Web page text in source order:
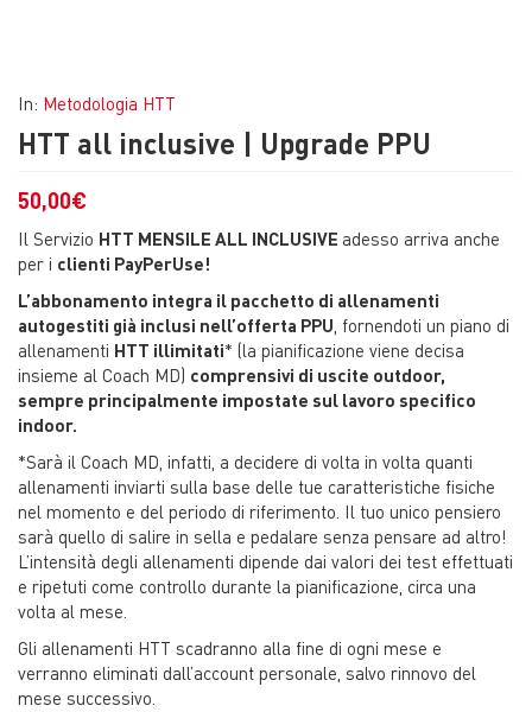
In: Metodologia HTT
HTT all inclusive | Upgrade PPU
50,00€
Il Servizio HTT MENSILE ALL INCLUSIVE adesso arriva anche
per i clienti PayPerUse!
L’abbonamento integra il pacchetto di allenamenti
autogestiti già inclusi nell’offerta PPU, fornendoti un piano di
allenamenti HTT illimitati* (la pianificazione viene decisa
insieme al Coach MD) comprensivi di uscite outdoor,
sempre principalmente impostate sul lavoro specifico
indoor.
*Sarà il Coach MD, infatti, a decidere di volta in volta quanti
allenamenti inviarti sulla base delle tue caratteristiche fisiche
nel momento e del periodo di riferimento. Il tuo unico pensiero
sarà quello di salire in sella e pedalare senza pensare ad altro!
L’intensità degli allenamenti dipende dai valori dei test effettuati
e ripetuti come controllo durante la pianificazione, circa una
volta al mese.
Gli allenamenti HTT scadranno alla fine di ogni mese e
verranno eliminati dall’account personale, salvo rinnovo del
mese successivo.